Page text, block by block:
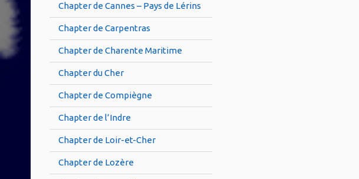
Chapter de Cannes – Pays de Lérins
Chapter de Carpentras
Chapter de Charente Maritime
Chapter du Cher
Chapter de Compiègne
Chapter de l’Indre
Chapter de Loir-et-Cher
Chapter de Lozère